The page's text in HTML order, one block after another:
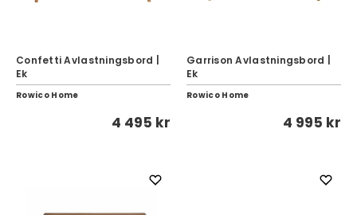
Confetti Avlastningsbord |
Ek
Rowico Home
4 495 kr
Garrison Avlastningsbord |
Ek
Rowico Home
4 995 kr